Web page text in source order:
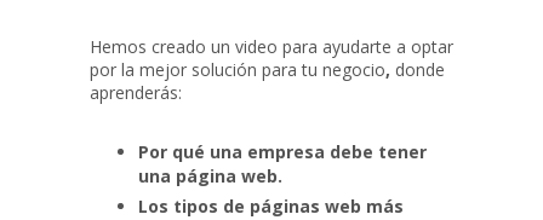
Hemos creado un video para ayudarte a optar
por la mejor solución para tu negocio, donde
aprenderás:
Por qué una empresa debe tener
una página web.
Los tipos de páginas web más